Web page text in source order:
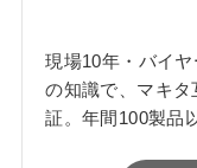
現場10年・バイ
の知識で、マキ
証。年間100製品